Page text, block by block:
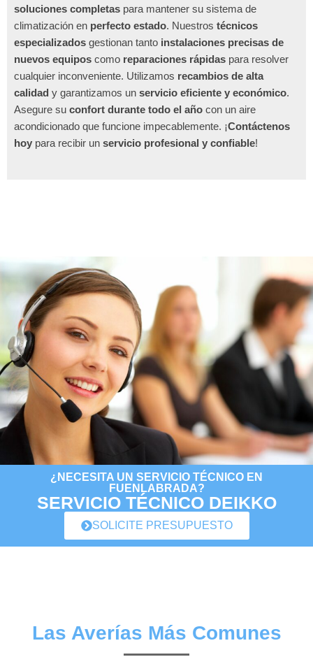
soluciones completas para mantener su sistema de
climatización en perfecto estado. Nuestros técnicos
especializados gestionan tanto instalaciones precisas de
nuevos equipos como reparaciones rápidas para resolver
cualquier inconveniente. Utilizamos recambios de alta
calidad y garantizamos un servicio eficiente y económico.
Asegure su confort durante todo el año con un aire
acondicionado que funcione impecablemente. ¡Contáctenos
hoy para recibir un servicio profesional y confiable!
¿NECESITA UN SERVICIO TÉCNICO EN
FUENLABRADA?
SERVICIO TÉCNICO DEIKKO
SOLICITE PRESUPUESTO
Las Averías Más Comunes